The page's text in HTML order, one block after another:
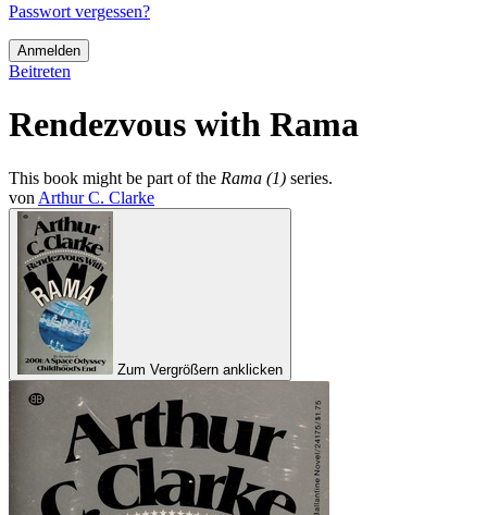
Passwort vergessen?
Anmelden
Beitreten
Rendezvous with Rama
This book might be part of the Rama (1) series.
von Arthur C. Clarke
Zum Vergrößern anklicken